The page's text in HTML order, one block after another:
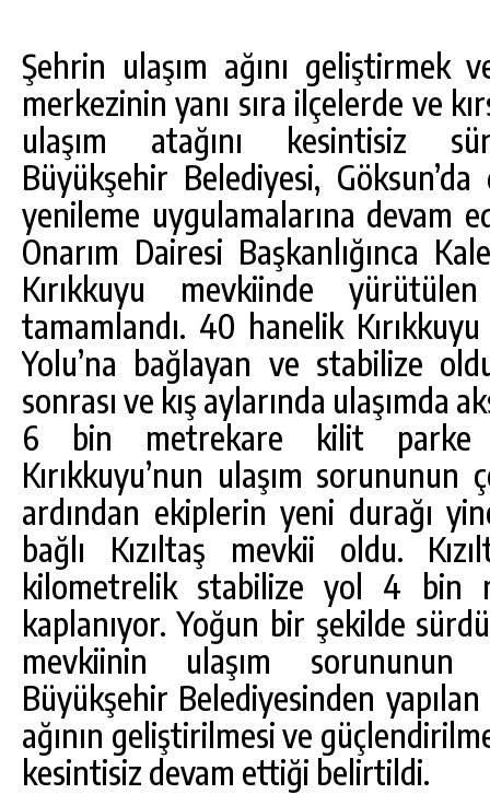
Şehrin ulaşım ağını geliştirmek
merkezinin yanı sıra ilçelerde ve
ulaşım atağını kesintisiz
Büyükşehir Belediyesi,
yenileme uygulamalarına devam
Onarım Dairesi Başkanlığınca
Kırıkkuyu mevkiinde
tamamlandı. 40 hanelik
Yolu’na bağlayan ve stabilize
sonrası ve kış aylarında ulaşımda
6 bin metrekare kilit parke
Kırıkkuyu’nun ulaşım sorununun
ardından ekiplerin yeni durağı
bağlı Kızıltaş mevkii oldu.
kilometrelik stabilize yol 4 bin
kaplanıyor. Yoğun bir şekilde
mevkiinin ulaşım sorununun
Büyükşehir Belediyesinden
ağının geliştirilmesi ve
kesintisiz devam ettiği belirtildi.
GÜNLÜK HABER AKIŞI
GÖKSUN HAFIZLIK KIZ KUR’AN KURSU
ÖĞRENCILERINE DARENDE GEZISI.